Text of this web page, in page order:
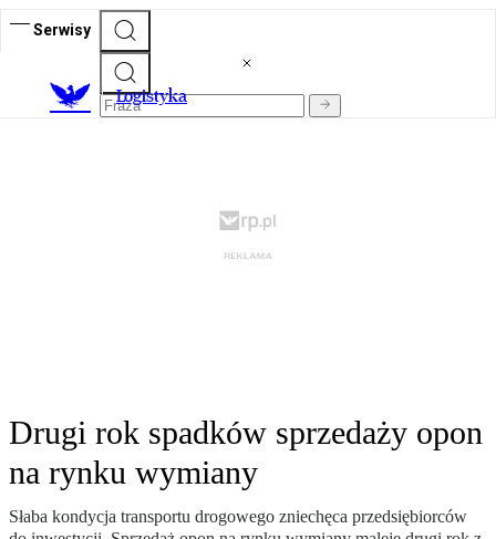
Serwisy
Logistyka
Drugi rok spadków sprzedaży opon
na rynku wymiany
Słaba kondycja transportu drogowego zniechęca przedsiębiorców